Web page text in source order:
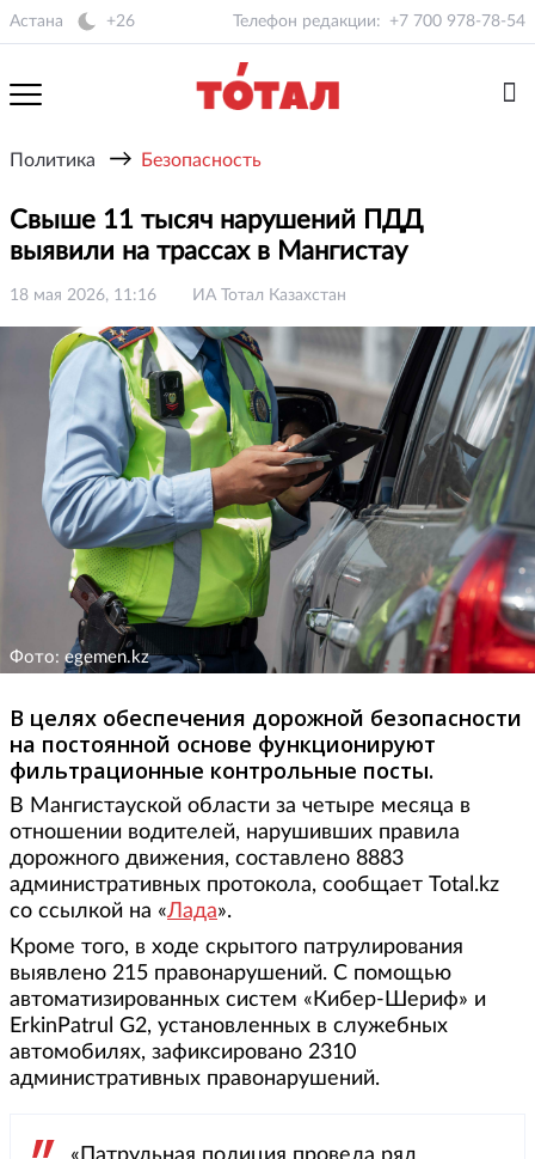
Астана +26 Телефон редакции: +7 700 978-78-54
Политика → Безопасность
Свыше 11 тысяч нарушений ПДД
выявили на трассах в Мангистау
18 мая 2026, 11:16 ИА Тотал Казахстан
Фото: egemen.kz
В целях обеспечения дорожной безопасности
на постоянной основе функционируют
фильтрационные контрольные посты.
В Мангистауской области за четыре месяца в
отношении водителей, нарушивших правила
дорожного движения, составлено 8883
административных протокола, сообщает Total.kz
со ссылкой на «Лада».
Кроме того, в ходе скрытого патрулирования
выявлено 215 правонарушений. С помощью
автоматизированных систем «Кибер-Шериф» и
ErkinPatrul G2, установленных в служебных
автомобилях, зафиксировано 2310
административных правонарушений.